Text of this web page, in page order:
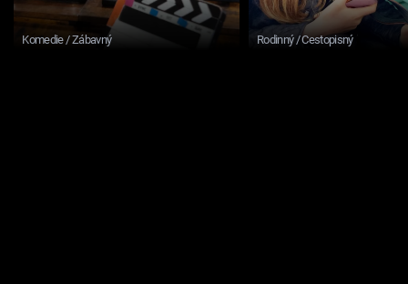
Komedie / Zábavný Rodinný / Cestopisný